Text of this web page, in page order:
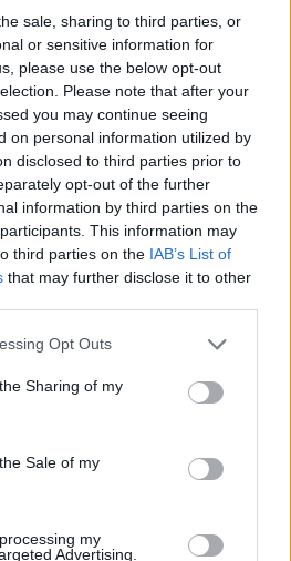
sale, sharing to third parties, or
or sensitive information for
please use the below opt-out
Please note that after your
you may continue seeing
on personal information utilized by
disclosed to third parties prior to
opt-out of the further
information by third parties on the
This information may
third parties on the IAB’s List of
that may further disclose it to other
app uses one or more Google
usage behaviour. You may click to
and its third-party tags to
purposes in below Google
Opt Outs
Sharing of my
Sale of my
my
Advertising.
Condoms for
για ειδικά προστατευτικά
που εφαρμόζουν τέλεια στη
100% προστασία από
κ.α.) και άμμο.